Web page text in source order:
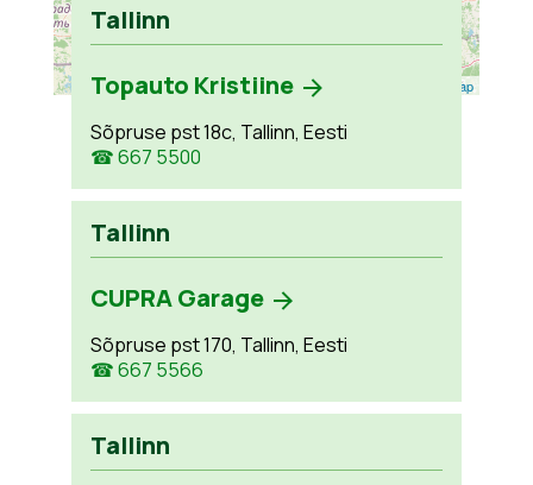
Leaflet OpenStreetMap
Tallinn
Topauto Kristiine
Sõpruse pst 18c, Tallinn, Eesti
☎ 667 5500
Tallinn
CUPRA Garage
Sõpruse pst 170, Tallinn, Eesti
☎ 667 5566
Tallinn